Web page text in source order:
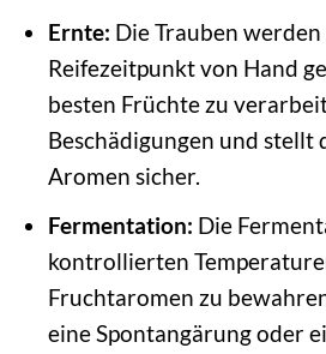
Ernte: Die Trauben
Reifezeitpunkt von Hand
besten Früchte zu
Beschädigungen und
Aromen sicher.
Fermentation: Die
kontrollierten
Fruchtaromen zu
eine Spontangärung oder